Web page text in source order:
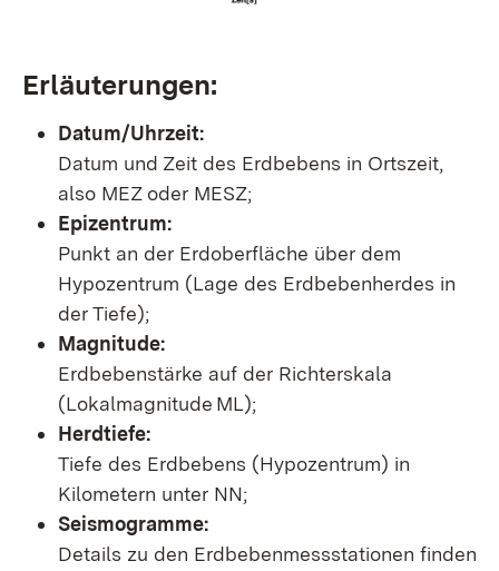
Erläuterungen:
Datum/Uhrzeit:
Datum und Zeit des Erdbebens in Ortszeit,
also MEZ oder MESZ;
Epizentrum:
Punkt an der Erdoberfläche über dem
Hypozentrum (Lage des Erdbebenherdes in
der Tiefe);
Magnitude:
Erdbebenstärke auf der Richterskala
(Lokalmagnitude ML);
Herdtiefe:
Tiefe des Erdbebens (Hypozentrum) in
Kilometern unter NN;
Seismogramme:
Details zu den Erdbebenmessstationen finden